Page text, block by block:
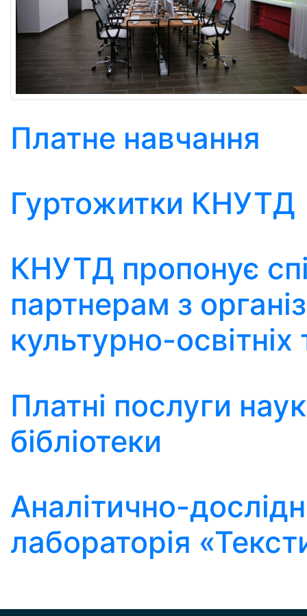
Платне навчання
Гуртожитки КНУТД
КНУТД пропонує
партнерам з
культурно-
Платні послуги
бібліотеки
Аналітично-
лабораторія